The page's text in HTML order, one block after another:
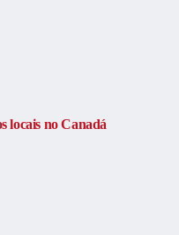
locais no Canadá